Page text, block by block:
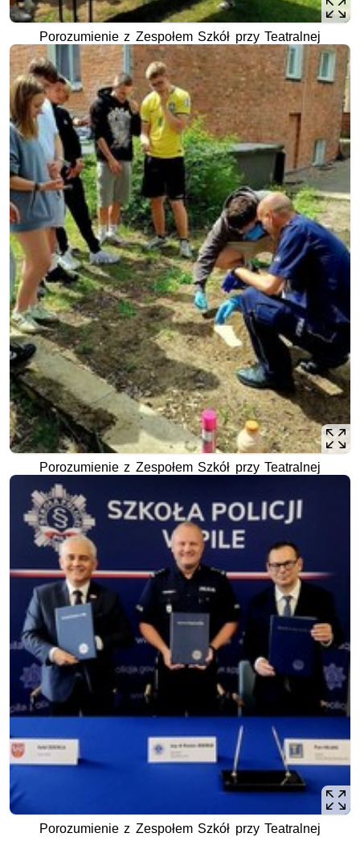
Porozumienie z Zespołem Szkół przy Teatralnej
Porozumienie z Zespołem Szkół przy Teatralnej
Porozumienie z Zespołem Szkół przy Teatralnej